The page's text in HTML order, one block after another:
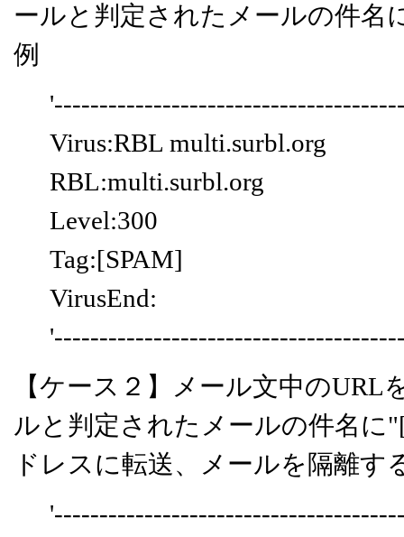
ールと判定されたメールの件名
例
Virus:RBL multi.surbl.org
RBL:multi.surbl.org
Level:300
Tag:[SPAM]
VirusEnd:
【ケース２】メール文中の
ルと判定されたメールの件名に
ドレスに転送、メールを隔離す